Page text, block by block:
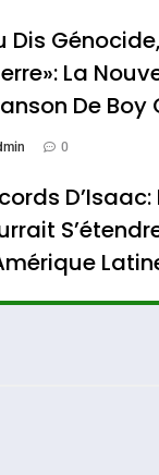
Dis
La
De Boy
0
D’Isaac:
0
Chanson De